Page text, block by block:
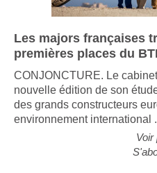
Les majors françaises
premières places du
CONJONCTURE. Le
nouvelle édition de son
des grands constructeurs
Voir